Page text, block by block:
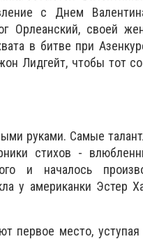
с Днем
Орлеанский, своей
в битве при
Лидгейт, чтобы тот
руками. Самые
стихов -
и началось
у американки Эстер
первое место,